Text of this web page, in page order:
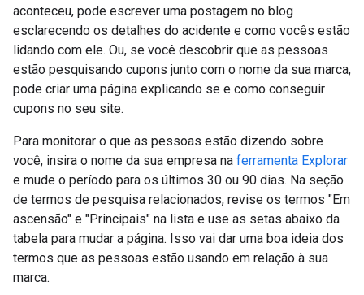
aconteceu, pode escrever uma postagem no blog
esclarecendo os detalhes do acidente e como vocês estão
lidando com ele. Ou, se você descobrir que as pessoas
estão pesquisando cupons junto com o nome da sua marca,
pode criar uma página explicando se e como conseguir
cupons no seu site.
Para monitorar o que as pessoas estão dizendo sobre
você, insira o nome da sua empresa na ferramenta Explorar
e mude o período para os últimos 30 ou 90 dias. Na seção
de termos de pesquisa relacionados, revise os termos "Em
ascensão" e "Principais" na lista e use as setas abaixo da
tabela para mudar a página. Isso vai dar uma boa ideia dos
termos que as pessoas estão usando em relação à sua
marca.